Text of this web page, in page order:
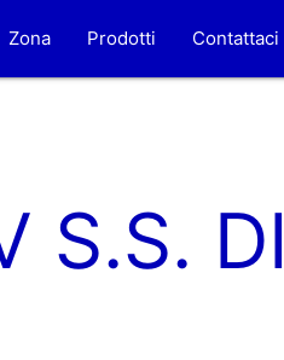
Zona Prodotti Contattaci
S.S. DI